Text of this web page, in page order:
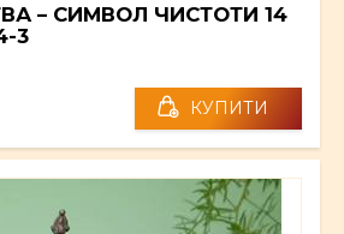
– СИМВОЛ ЧИСТОТИ 14
3
КУПИТИ